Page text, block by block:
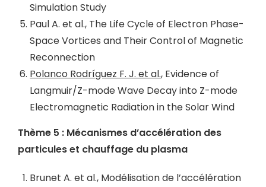
Simulation Study
Paul A. et al., The Life Cycle of Electron Phase-
Space Vortices and Their Control of Magnetic
Reconnection
Polanco Rodríguez F. J. et al., Evidence of
Langmuir/Z-mode Wave Decay into Z-mode
Electromagnetic Radiation in the Solar Wind
Thème 5 : Mécanismes d’accélération des
particules et chauffage du plasma
Brunet A. et al., Modélisation de l’accélération